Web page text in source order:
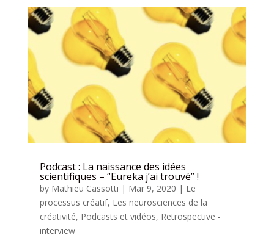
Podcast : La naissance des idées
scientifiques – “Eureka j’ai trouvé” !
by Mathieu Cassotti | Mar 9, 2020 | Le
processus créatif, Les neurosciences de la
créativité, Podcasts et vidéos, Retrospective -
interview